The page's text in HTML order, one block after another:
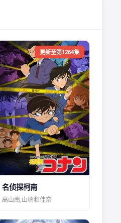
更新至第1264集
名侦探柯南
高山南,山崎和佳奈